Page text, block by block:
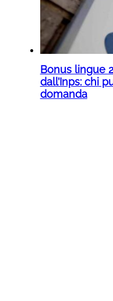
Bonus lingue
dall’Inps: chi
domanda